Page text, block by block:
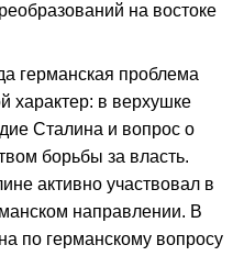
на востоке
германская проблема
характер: в верхушке
Сталина и вопрос о
борьбы за власть.
активно участвовал в
направлении. В
по германскому вопросу